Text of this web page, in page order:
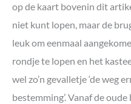
op de kaart bovenin dit
niet kunt lopen, maar de
leuk om eenmaal
rondje te lopen en het
wel zo’n gevalletje ‘de weg
bestemming’. Vanaf de